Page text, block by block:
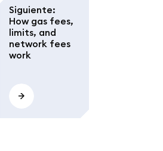
Siguiente:
How gas fees,
limits, and
network fees
work